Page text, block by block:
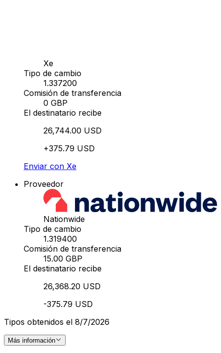
Xe
Tipo de cambio
1.337200
Comisión de transferencia
0 GBP
El destinatario recibe
26,744.00 USD
+375.79 USD
Enviar con Xe
Proveedor
Nationwide
Tipo de cambio
1.319400
Comisión de transferencia
15.00 GBP
El destinatario recibe
26,368.20 USD
-375.79 USD
Tipos obtenidos el 8/7/2026
Más información